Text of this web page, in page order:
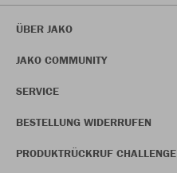
ÜBER JAKO
JAKO COMMUNITY
SERVICE
BESTELLUNG WIDERRUFEN
PRODUKTRÜCKRUF CHALLENGE